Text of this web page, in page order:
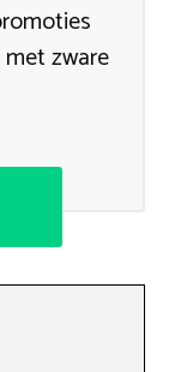
zware